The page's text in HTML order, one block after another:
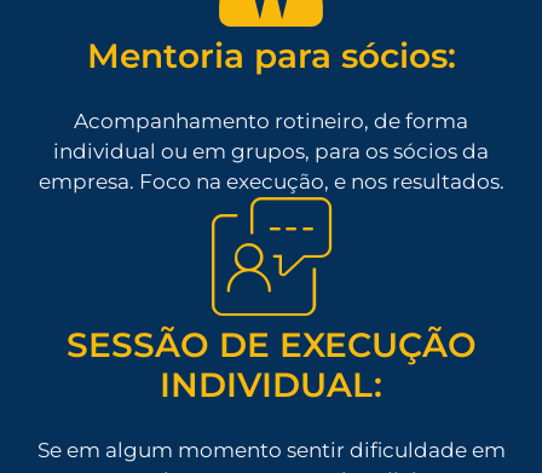
Mentoria para sócios:
Acompanhamento rotineiro, de forma
individual ou em grupos, para os sócios da
empresa. Foco na execução, e nos resultados.
SESSÃO DE EXECUÇÃO
INDIVIDUAL:
Se em algum momento sentir dificuldade em